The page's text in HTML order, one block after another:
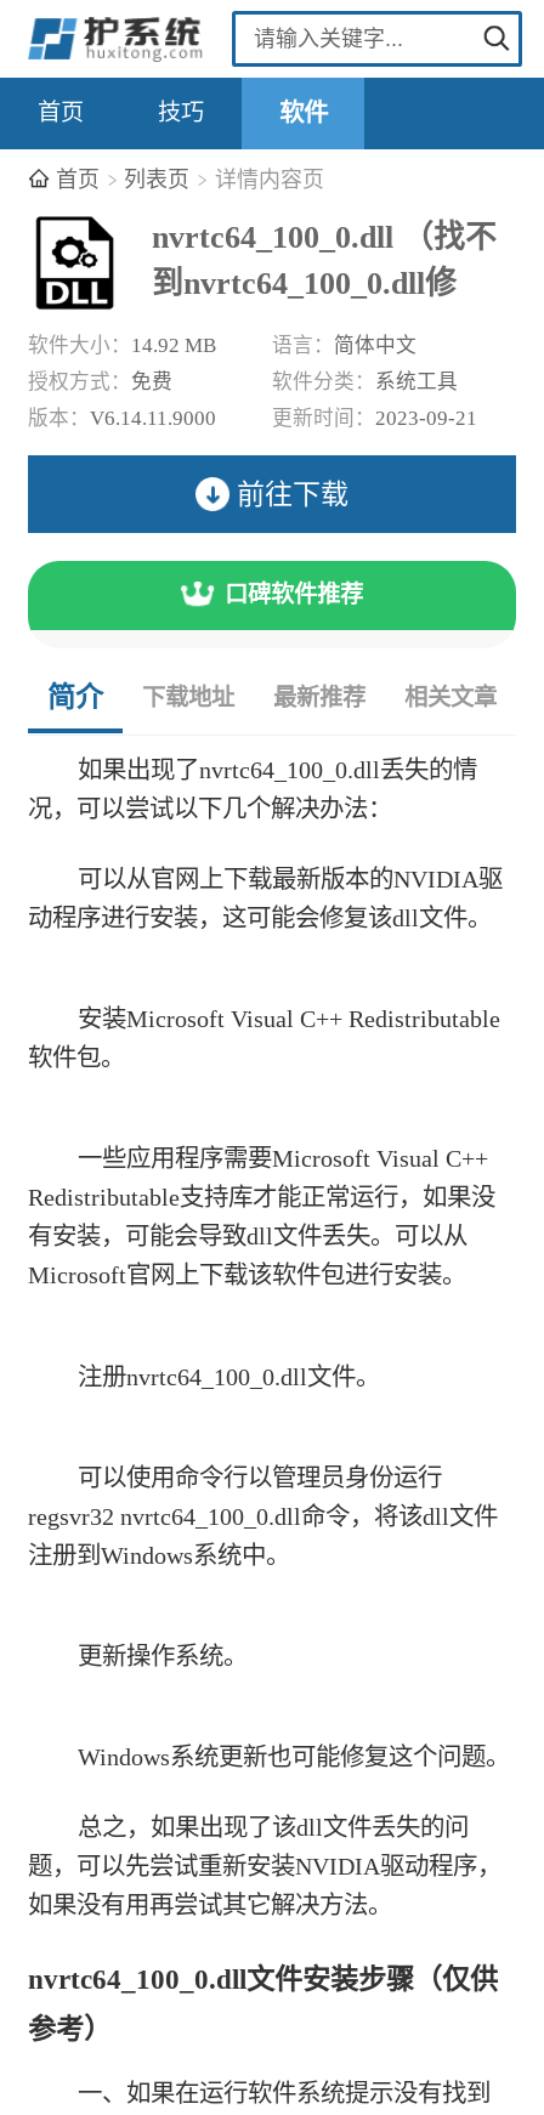
首页 技巧 软件
首页 列表页 详情内容页
nvrtc64_100_0.dll （找不
到nvrtc64_100_0.dll修
软件大小： 14.92 MB 语言： 简体中文
授权方式： 免费 软件分类： 系统工具
版本：V6.14.11.9000 更新时间： 2023-09-21
前往下载
口碑软件推荐
简介 下载地址 最新推荐 相关文章
如果出现了nvrtc64_100_0.dll丢失的情
况，可以尝试以下几个解决办法：
可以从官网上下载最新版本的NVIDIA驱
动程序进行安装，这可能会修复该dll文件。
安装Microsoft Visual C++ Redistributable
软件包。
一些应用程序需要Microsoft Visual C++
Redistributable支持库才能正常运行，如果没
有安装，可能会导致dll文件丢失。可以从
Microsoft官网上下载该软件包进行安装。
注册nvrtc64_100_0.dll文件。
可以使用命令行以管理员身份运行
regsvr32 nvrtc64_100_0.dll命令，将该dll文件
注册到Windows系统中。
更新操作系统。
Windows系统更新也可能修复这个问题。
总之，如果出现了该dll文件丢失的问
题，可以先尝试重新安装NVIDIA驱动程序，
如果没有用再尝试其它解决方法。
nvrtc64_100_0.dll文件安装步骤（仅供
参考）
一、如果在运行软件系统提示没有找到